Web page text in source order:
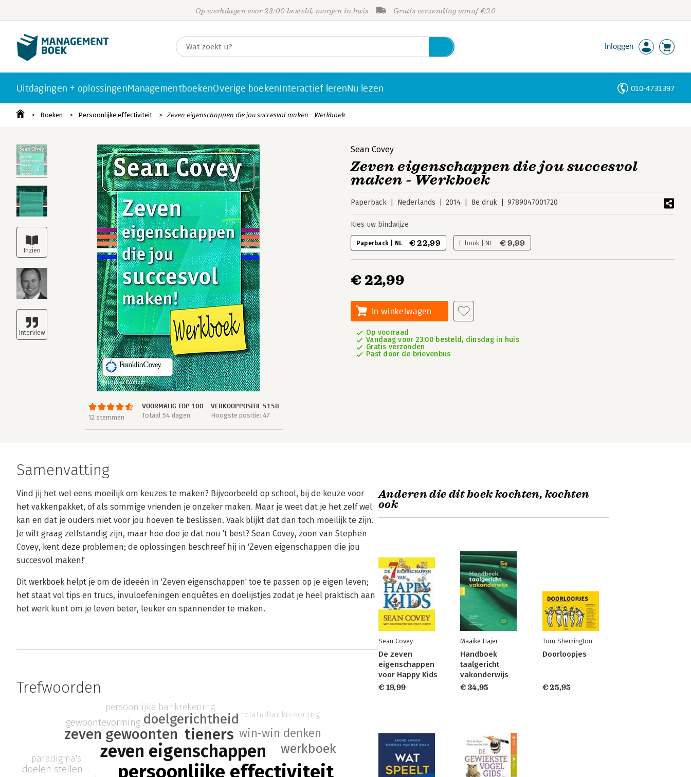
Op werkdagen voor 23:00 besteld, morgen in huis Gratis verzending vanaf €20
Inloggen
Uitdagingen + oplossingenManagementboekenOverige boekenInteractief lerenNu lezen 010-4731397
Boeken Persoonlijke effectiviteit Zeven eigenschappen die jou succesvol maken - Werkboek
12 stemmen
VOORMALIG TOP 100
Totaal 54 dagen
VERKOOPPOSITIE 5158
Hoogste positie: 47
Sean Covey
Zeven eigenschappen die jou succesvol
maken - Werkboek
Paperback Nederlands 2014 8e druk 9789047001720
Kies uw bindwijze
Paperback | NL € 22,99 E-book | NL € 9,99
€ 22,99
In winkelwagen
Op voorraad
Vandaag voor 23:00 besteld, dinsdag in huis
Gratis verzonden
Past door de brievenbus
Samenvatting
Vind jij het wel eens moeilijk om keuzes te maken? Bijvoorbeeld op school, bij de keuze voor
het vakkenpakket, of als sommige vrienden je onzeker maken. Maar je weet dat je het zelf wel
kan en dat je ouders niet voor jou hoeven te beslissen. Vaak blijkt dat dan toch moeilijk te zijn.
Je wilt graag zelfstandig zijn, maar hoe doe je dat nou 't best? Sean Covey, zoon van Stephen
Covey, kent deze problemen; de oplossingen beschreef hij in 'Zeven eigenschappen die jou
succesvol maken!'
Dit werkboek helpt je om de ideeën in 'Zeven eigenschappen' toe te passen op je eigen leven;
het staat vol tips en trucs, invuloefeningen enquêtes en doelijstjes zodat je heel praktisch aan
het werk kunt om je leven beter, leuker en spannender te maken.
Trefwoorden
persoonlijke effectiviteit
zeven eigenschappen
zeven gewoonten tieners
doelgerichtheid
win-win denken
werkboek
gewoontevorming
doelen stellen
persoonlijke bankrekening
relatiebankrekening
paradigma's
Anderen die dit boek kochten, kochten
ook
Sean Covey
De zeven
eigenschappen
voor Happy Kids
€ 19,99
Maaike Hajer
Handboek
taalgericht
vakonderwijs
€ 34,95
Tom Sherrington
Doorloopjes
€ 25,95
Personen